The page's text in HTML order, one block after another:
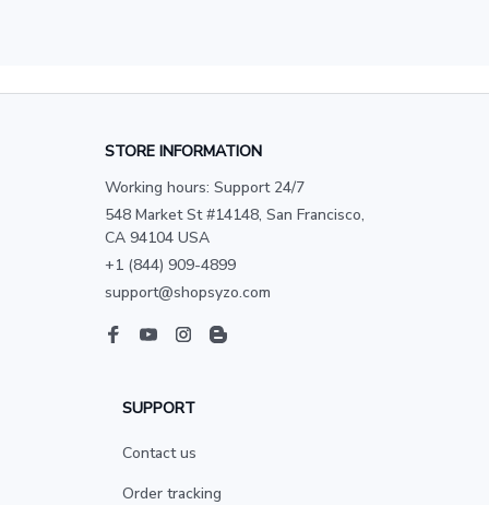
STORE INFORMATION
Working hours: Support 24/7
548 Market St #14148, San Francisco,
CA 94104 USA
+1 (844) 909-4899
support@shopsyzo.com
SUPPORT
Contact us
Order tracking